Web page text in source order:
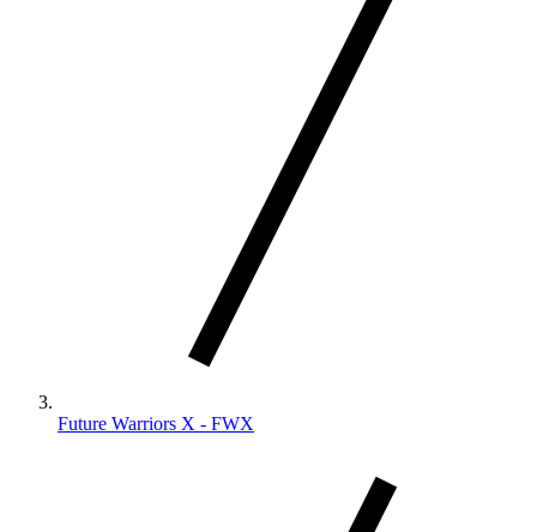
Future Warriors X - FWX